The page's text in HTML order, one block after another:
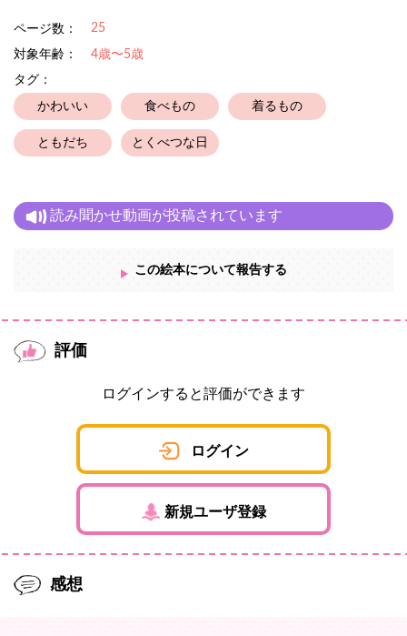
みんなで アリシアの おちゃかいに あそびに いこう！
ページ数： 25
対象年齢：
4歳〜5歳
タグ：
かわいい 食べもの 着るもの
ともだち とくべつな日
読み聞かせ動画が投稿されています
この絵本について報告する
評価
ログインすると評価ができます
ログイン
新規ユーザ登録
感想